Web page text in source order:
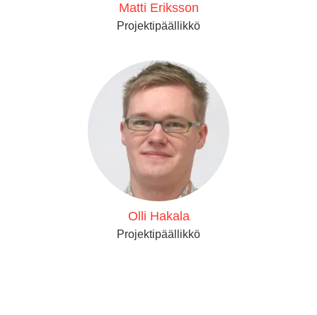
Matti Eriksson
Projektipäällikkö
Olli Hakala
Projektipäällikkö